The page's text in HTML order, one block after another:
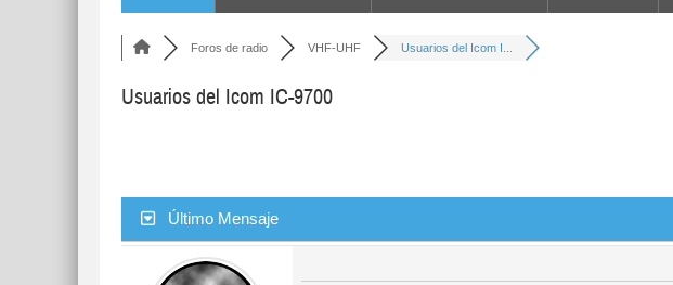
Foros de radio VHF-UHF Usuarios del Icom I...
Usuarios del Icom IC-9700
Último Mensaje